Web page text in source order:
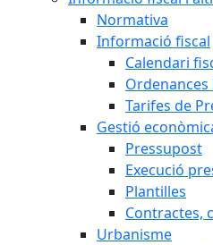
Normativa
Informació fiscal
Calendari
Ordenances
Tarifes de
Gestió
Pressupost
Execució
Plantilles
Contractes,
Urbanisme